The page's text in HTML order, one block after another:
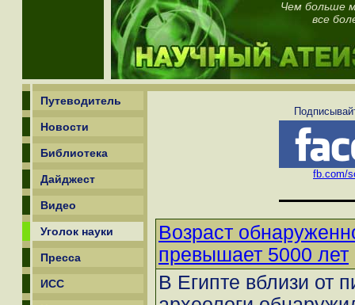
Чем больше
все
Путеводитель
Новости
Библиотека
Дайджест
Видео
Уголок науки
Пресса
ИСС
fb.com/
Возраст
превышает 5000 лет
В Египте вблизи от